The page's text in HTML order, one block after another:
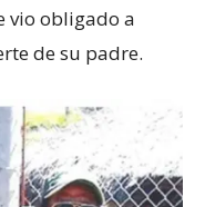
vio obligado a
de su padre.